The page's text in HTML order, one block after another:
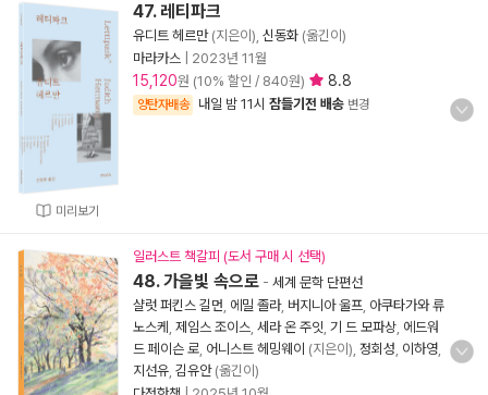
미리보기
47. 레티파크
유디트 헤르만(지은이), 신동화 (옮긴이)
마라카스
2023년 11월
15,120원 (10% 할인 / 840원) 8.8
양탄자배송 내일 밤 11시 잠들기전 배송 변경
일러스트 책갈피 (도서 구매 시 선택)
48. 가을빛 속으로 - 세계 문학 단편선
샬럿 퍼킨스 길먼 에밀 졸라, 버지니아 울프 아쿠타가와 류
노스케
제임스 조이스 세라 온 주잇 기 드 모파상 에드워
드 페이슨 로 어니스트 헤밍웨이 (지은이), 정회성 이하영
지선유 김유안(옮긴이)